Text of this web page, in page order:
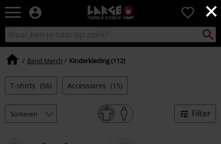
×
Large
–
Muziek-,
en
gaming-
+
alternatieve
0
Zoek
in
zoeken
Band Merch Kinderkleding (112)
T-shirts (56) Accessoires (15)
Filter